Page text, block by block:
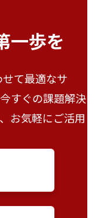
一歩を
て最適なサ
すぐの課題解決
お気軽にご活用